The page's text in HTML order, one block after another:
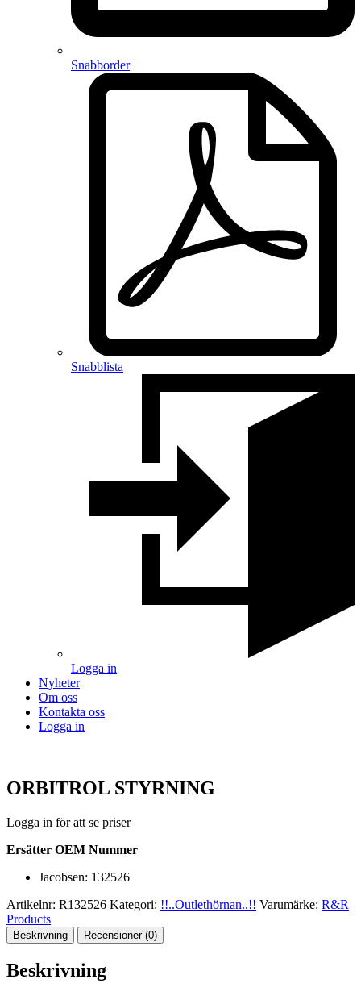
Snabborder
Snabblista
Logga in
Nyheter
Om oss
Kontakta oss
Logga in
ORBITROL STYRNING
Logga in för att se priser
Ersätter OEM Nummer
Jacobsen: 132526
Artikelnr: R132526 Kategori: !!..Outlethörnan..!! Varumärke: R&R
Products
Beskrivning Recensioner (0)
Beskrivning